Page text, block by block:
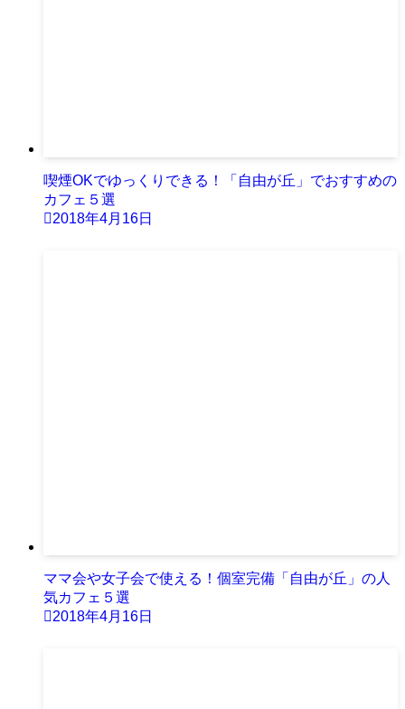
喫煙OKでゆっくりできる！「自由が丘」でおすすめの
カフェ５選
2018年4月16日
ママ会や女子会で使える！個室完備「自由が丘」の人
気カフェ５選
2018年4月16日